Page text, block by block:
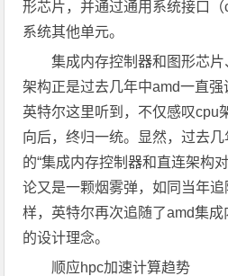
形芯片，并通过通用系统接口
系统其他单元。
集成内存控制器和图形芯
架构正是过去几年中amd一直
英特尔这里听到，不仅感叹cpu
向后，终归一统。显然，过去
的“集成内存控制器和直连架构
论又是一颗烟雾弹，如同当年
样，英特尔再次追随了amd集
的设计理念。
顺应hpc加速计算趋势